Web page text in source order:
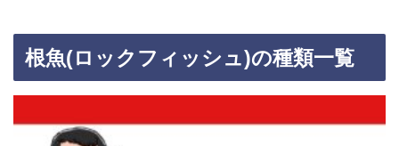
根魚(ロックフィッシュ)の種類一覧